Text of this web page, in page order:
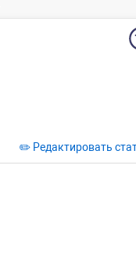
✏️ Редактировать